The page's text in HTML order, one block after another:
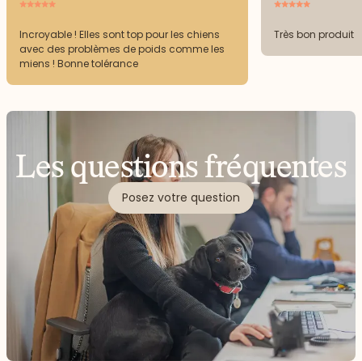
Incroyable ! Elles sont top pour les chiens
avec des problèmes de poids comme les
miens ! Bonne tolérance
Très bon produit
Les questions fréquentes
Posez votre question